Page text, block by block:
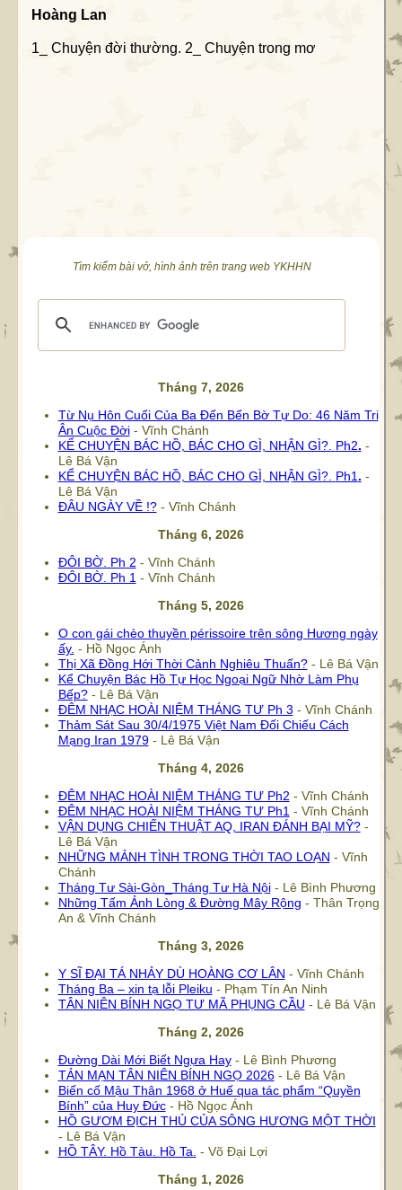
Hoàng Lan
1_ Chuyện đời thường. 2_ Chuyện trong mơ
Tìm kiếm bài vở, hình ảnh trên trang web YKHHN
Tháng 7, 2026
Từ Nụ Hôn Cuối Của Ba Đến Bến Bờ Tự Do: 46 Năm Tri
Ân Cuộc Đời- Vĩnh Chánh
KỂ CHUYỆN BÁC HỒ, BÁC CHO GÌ, NHẬN GÌ?. Ph2. -
Lê Bá Vận
KỂ CHUYỆN BÁC HỒ, BÁC CHO GÌ, NHẬN GÌ?. Ph1 . -
Lê Bá Vận
ĐÂU NGÀY VỀ !?- Vĩnh Chánh
Tháng 6, 2026
ĐÔI BỜ. Ph 2 - Vĩnh Chánh
ĐÔI BỜ. Ph 1 - Vĩnh Chánh
Tháng 5, 2026
O con gái chèo thuyền périssoire trên sông Hương ngày
ấy. - Hồ Ngọc Ánh
Thị Xã Đồng Hới Thời Cảnh Nghiêu Thuấn?- Lê Bá Vận
Kể Chuyện Bác Hồ Tự Học Ngoại Ngữ Nhờ Làm Phụ
Bếp?- Lê Bá Vận
ĐÊM NHẠC HOÀI NIỆM THÁNG TƯ Ph 3 - Vĩnh Chánh
Thảm Sát Sau 30/4/1975 Việt Nam Đối Chiếu Cách
Mạng Iran 1979- Lê Bá Vận
Tháng 4, 2026
ĐÊM NHẠC HOÀI NIỆM THÁNG TƯ Ph2 - Vĩnh Chánh
ĐÊM NHẠC HOÀI NIỆM THÁNG TƯ Ph1 - Vĩnh Chánh
VẬN DỤNG CHIẾN THUẬT AQ, IRAN ĐÁNH BẠI MỸ?-
Lê Bá Vận
NHỮNG MẢNH TÌNH TRONG THỜI TAO LOẠN - Vĩnh
Chánh
Tháng Tư Sài-Gòn_Tháng Tư Hà Nội- Lê Bình Phương
Những Tấm Ảnh Lòng & Đường Mây Rộng - Thân Trọng
An & Vĩnh Chánh
Tháng 3, 2026
Y SĨ ĐẠI TÁ NHẢY DÙ HOÀNG CƠ LÂN - Vĩnh Chánh
Tháng Ba – xin tạ lỗi Pleiku - Phạm Tín An Ninh
TÂN NIÊN BÍNH NGỌ TƯ MÃ PHỤNG CẦU - Lê Bá Vận
Tháng 2, 2026
Đường Dài Mới Biết Ngựa Hay- Lê Bình Phương
TẢN MẠN TÂN NIÊN BÍNH NGỌ 2026- Lê Bá Vận
Biến cố Mậu Thân 1968 ở Huế qua tác phẩm “Quyền
Bính” của Huy Đức- Hồ Ngọc Ánh
HỒ GƯƠM ĐỊCH THỦ CỦA SÔNG HƯƠNG MỘT THỜI
- Lê Bá Vận
HỒ TÂY. Hồ Tàu. Hồ Ta. - Võ Đại Lợi
Tháng 1, 2026